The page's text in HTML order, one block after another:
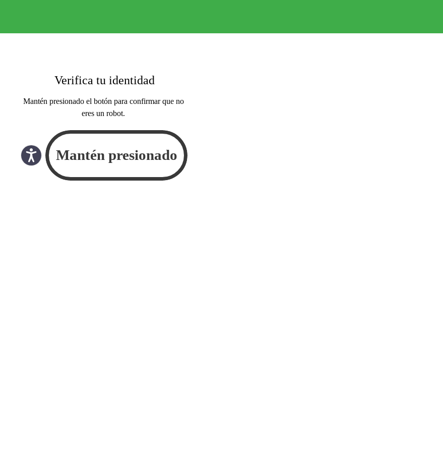
Verifica tu identidad
Mantén presionado el botón para confirmar que no
eres un robot.